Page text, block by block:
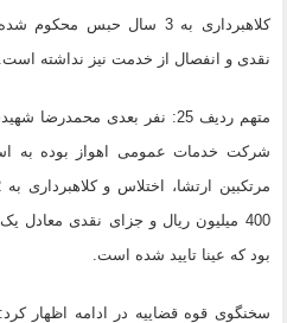
کلاهبرداری به 3 سال حبس
نقدی و انفصال از خدمت نیز نداشته است.
متهم ردیف 25: نفر بعدی
400 میلیون ریال و جزای نقدی
بود که عینا تایید شده است.
سخنگوی قوه قضاییه در ادامه اظهار